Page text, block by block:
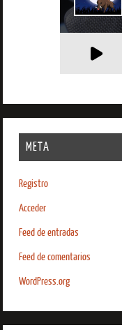
META
Registro
Acceder
Feed de entradas
Feed de comentarios
WordPress.org